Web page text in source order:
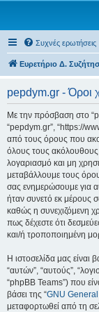
Συχνές ερωτήσεις
Ευρετήριο Δ.
pepdym.gr - Όροι
Με την πρόσβαση στο
“pepdym.gr”, “https://
από τους όρους που
όλους τους
λογαριασμό και μη
μεταβάλλουμε τους
σας ενημερώσουμε για
ήταν συνετό εκ μέρους
καθώς η συνεχιζόμενη
πως δέχεστε ότι
και/ή τροποποιημένη
Η ιστοσελίδα μας είναι
“αυτών”, “αυτούς”,
“phpBB Teams”) που
βάσει της “GNU
μεταφορτωθεί από τη